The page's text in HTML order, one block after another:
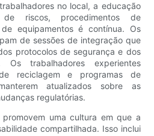
no local, a educação
de riscos, procedimentos de
equipamentos é contínua. Os
de sessões de integração que
protocolos de segurança e dos
Os trabalhadores experientes
reciclagem e programas de
atualizados sobre as
regulatórias.
promovem uma cultura em que a
compartilhada. Isso inclui